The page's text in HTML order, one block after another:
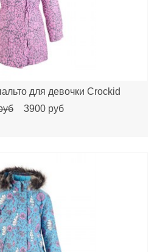
для девочки Crockid
3900 руб